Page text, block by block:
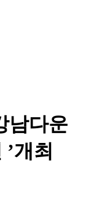
남다운
개최